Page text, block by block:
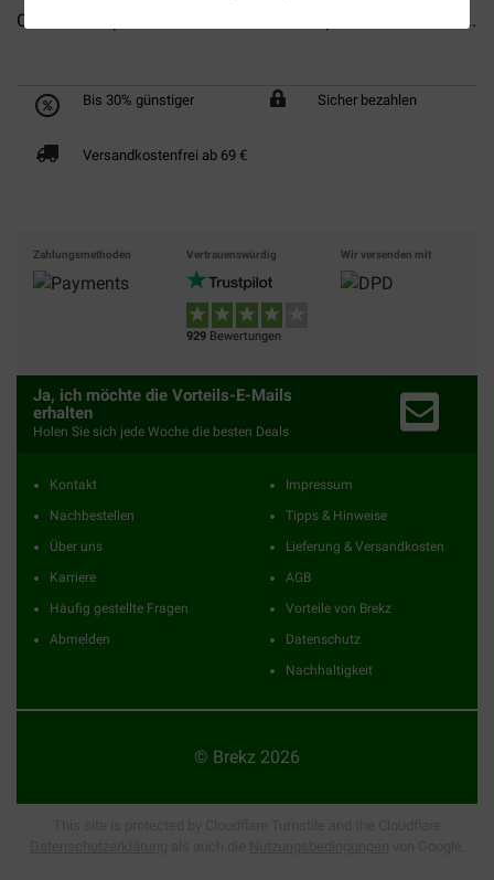
Cavom Compleet Adult... Cavom Compleet mit Lamm &...
Bis 30% günstiger Sicher bezahlen
Versandkostenfrei ab 69 €
Zahlungsmethoden Vertrauenswürdig
929 Bewertungen
Wir versenden mit
Ja, ich möchte die Vorteils-E-Mails
erhalten
Holen Sie sich jede Woche die besten Deals
Kontakt
Nachbestellen
Über uns
Karriere
Häufig gestellte Fragen
Abmelden
Impressum
Tipps & Hinweise
Lieferung & Versandkosten
AGB
Vorteile von Brekz
Datenschutz
Nachhaltigkeit
© Brekz 2026